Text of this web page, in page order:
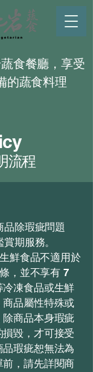
食餐廳，享受
的蔬食料理
流程
品除瑕疵問題
期服務。
鮮食品不適用於
，並不享有 7
凍食品或生鮮
品屬性特殊或
商品本身瑕疵
毀，才可接受
瑕疵恕無法為
，請先詳閱商